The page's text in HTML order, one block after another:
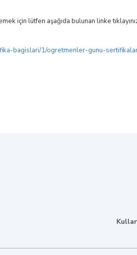
için lütfen aşağıda bulunan linke
bagislari/1/ogretmenler-gunu-